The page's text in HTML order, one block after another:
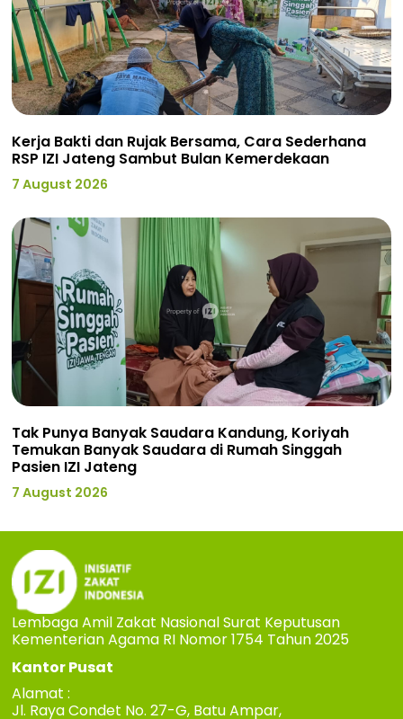
Kerja Bakti dan Rujak Bersama, Cara Sederhana
RSP IZI Jateng Sambut Bulan Kemerdekaan
7 August 2026
Tak Punya Banyak Saudara Kandung, Koriyah
Temukan Banyak Saudara di Rumah Singgah
Pasien IZI Jateng
7 August 2026
Lembaga Amil Zakat Nasional Surat Keputusan
Kementerian Agama RI Nomor 1754 Tahun 2025
Kantor Pusat
Alamat :
Jl. Raya Condet No. 27-G, Batu Ampar,